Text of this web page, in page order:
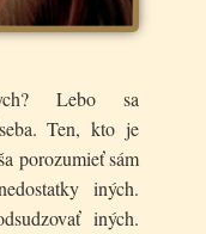
Lebo sa
Ten, kto je
porozumieť sám
iných.
iných.